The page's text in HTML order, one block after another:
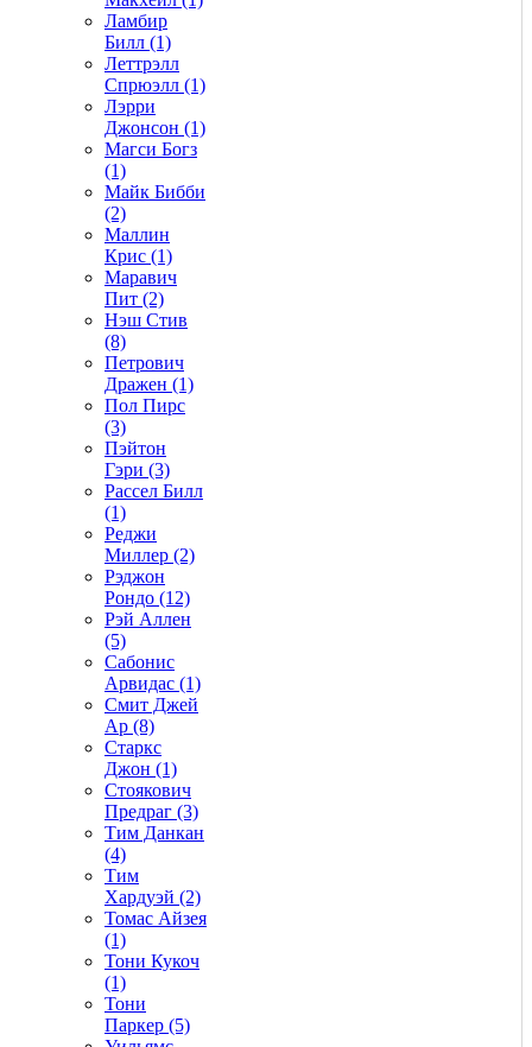
Ламбир
Билл (1)
Леттрэлл
Спрюэлл (1)
Лэрри
Джонсон (1)
Магси Богз
(1)
Майк Бибби
(2)
Маллин
Крис (1)
Маравич
Пит (2)
Нэш Стив
(8)
Петрович
Дражен (1)
Пол Пирс
(3)
Пэйтон
Гэри (3)
Рассел Билл
(1)
Реджи
Миллер (2)
Рэджон
Рондо (12)
Рэй Аллен
(5)
Сабонис
Арвидас (1)
Смит Джей
Ар (8)
Старкс
Джон (1)
Стоякович
Предраг (3)
Тим Данкан
(4)
Тим
Хардуэй (2)
Томас Айзея
(1)
Тони Кукоч
(1)
Тони
Паркер (5)